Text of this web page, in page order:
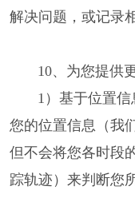
解决问题，或记录
10、为您提供更
1）基于位置信
您的位置信息（我
但不会将您各时段
踪轨迹）来判断您